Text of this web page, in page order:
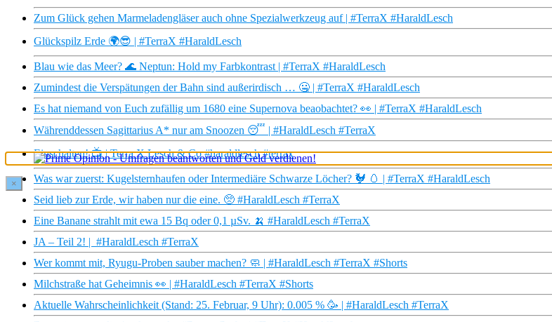
Zum Glück gehen Marmeladengläser auch ohne Spezialwerkzeug auf | #TerraX #HaraldLesch
Glückspilz Erde 🌍😎 | #TerraX #HaraldLesch
Blau wie das Meer? 🌊 Neptun: Hold my Farbkontrast | #TerraX #HaraldLesch
Zumindest die Verspätungen der Bahn sind außerirdisch … 🤐 | #TerraX #HaraldLesch
Es hat niemand von Euch zufällig um 1680 eine Supernova beaobachtet? 👀 | #TerraX #HaraldLesch
Währenddessen Sagittarius A* nur am Snoozen 😴 | #HaraldLesch #TerraX
Einschalten! 📺 | Terra X Lesch & Co #haraldlesch #terrax
Was war zuerst: Kugelsternhaufen oder Intermediäre Schwarze Löcher? 🐓 🥚 | #TerraX #HaraldLesch
Seid lieb zur Erde, wir haben nur die eine. 🥺 #HaraldLesch #TerraX
Eine Banane strahlt mit ewa 15 Bq oder 0,1 µSv. 🍌 #HaraldLesch #TerraX
JA – Teil 2! | #HaraldLesch #TerraX
Wer kommt mit, Ryugu-Proben sauber machen? 🧼 | #HaraldLesch #TerraX #Shorts
Milchstraße hat Geheimnis 👀 | #HaraldLesch #TerraX #Shorts
Aktuelle Wahrscheinlichkeit (Stand: 25. Februar, 9 Uhr): 0.005 % 🥳 | #HaraldLesch #TerraX
×